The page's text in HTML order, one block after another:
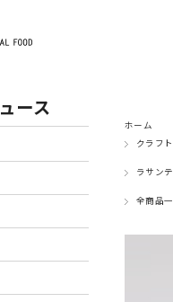
ホーム
クラフ
ラサンテ
全商品
ース